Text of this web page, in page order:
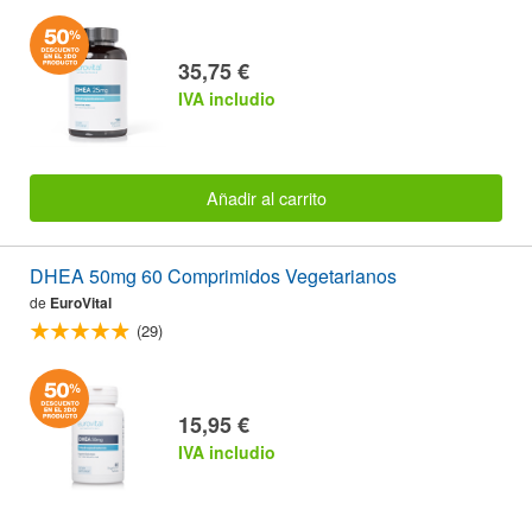
35,75 €
IVA includio
Añadir al carrito
DHEA 50mg 60 Comprimidos Vegetarianos
de EuroVital
(29)
15,95 €
IVA includio